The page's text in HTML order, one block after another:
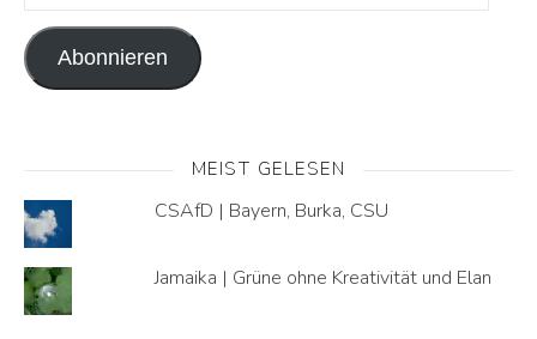
Abonnieren
MEIST GELESEN
CSAfD | Bayern, Burka, CSU
Jamaika | Grüne ohne Kreativität und Elan